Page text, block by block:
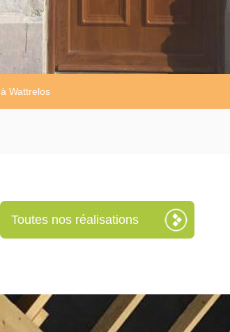
Wattrelos
Toutes nos réalisations